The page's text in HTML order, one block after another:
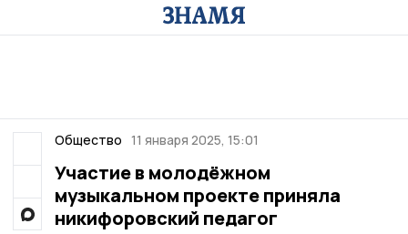
Общество 11 января 2025, 15:01
Участие в молодёжном
музыкальном проекте приняла
никифоровский педагог